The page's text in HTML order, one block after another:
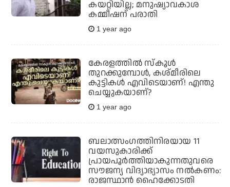
കയറ്റിയില്ല; മനുഷ്യാവകാശ
കമ്മീഷന് പരാതി
1 year ago
കേരളത്തില്‍ സ്‌കൂള്‍
തുറക്കുമ്പോള്‍, കശ്മീരിലെ
കുട്ടികള്‍ എവിടെയാണ്! എന്തു
ചെയ്യുകയാണ്?
1 year ago
ബലാത്സംഗത്തിനിരയായ 11
വയസുകാരിക്ക്
പ്രായപൂര്‍ത്തിയാകുന്നതുവരെ
സൗജന്യ വിദ്യാഭ്യാസം നല്‍കണം:
രാജസ്ഥാന്‍ ഹൈക്കോടതി